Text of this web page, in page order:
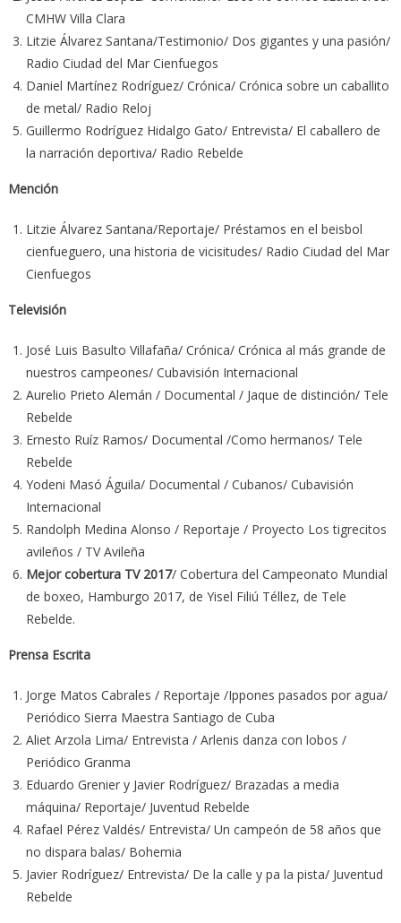
CMHW Villa Clara
Litzie Álvarez Santana/Testimonio/ Dos gigantes y una pasión/
Radio Ciudad del Mar Cienfuegos
Daniel Martínez Rodríguez/ Crónica/ Crónica sobre un caballito
de metal/ Radio Reloj
Guillermo Rodríguez Hidalgo Gato/ Entrevista/ El caballero de
la narración deportiva/ Radio Rebelde
Mención
Litzie Álvarez Santana/Reportaje/ Préstamos en el beisbol
cienfueguero, una historia de vicisitudes/ Radio Ciudad del Mar
Cienfuegos
Televisión
José Luis Basulto Villafaña/ Crónica/ Crónica al más grande de
nuestros campeones/ Cubavisión Internacional
Aurelio Prieto Alemán / Documental / Jaque de distinción/ Tele
Rebelde
Ernesto Ruíz Ramos/ Documental /Como hermanos/ Tele
Rebelde
Yodeni Masó Águila/ Documental / Cubanos/ Cubavisión
Internacional
Randolph Medina Alonso / Reportaje / Proyecto Los tigrecitos
avileños / TV Avileña
Mejor cobertura TV 2017/ Cobertura del Campeonato Mundial
de boxeo, Hamburgo 2017, de Yisel Filiú Téllez, de Tele
Rebelde.
Prensa Escrita
Jorge Matos Cabrales / Reportaje /Ippones pasados por agua/
Periódico Sierra Maestra Santiago de Cuba
Aliet Arzola Lima/ Entrevista / Arlenis danza con lobos /
Periódico Granma
Eduardo Grenier y Javier Rodríguez/ Brazadas a media
máquina/ Reportaje/ Juventud Rebelde
Rafael Pérez Valdés/ Entrevista/ Un campeón de 58 años que
no dispara balas/ Bohemia
Javier Rodríguez/ Entrevista/ De la calle y pa la pista/ Juventud
Rebelde